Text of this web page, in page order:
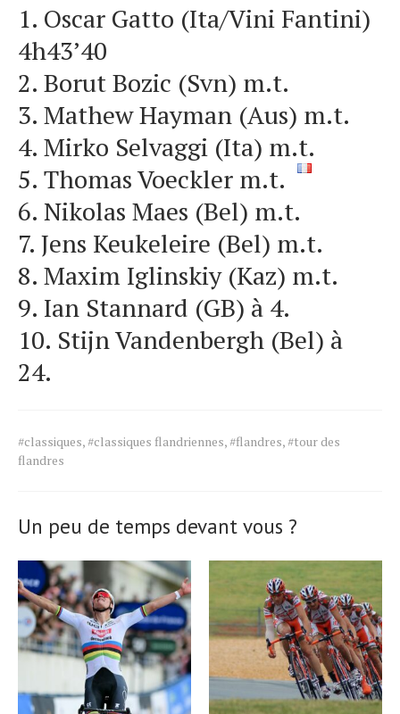
1. Oscar Gatto (Ita/Vini Fantini)
4h43’40
2. Borut Bozic (Svn) m.t.
3. Mathew Hayman (Aus) m.t.
4. Mirko Selvaggi (Ita) m.t.
5. Thomas Voeckler m.t.
6. Nikolas Maes (Bel) m.t.
7. Jens Keukeleire (Bel) m.t.
8. Maxim Iglinskiy (Kaz) m.t.
9. Ian Stannard (GB) à 4.
10. Stijn Vandenbergh (Bel) à
24.
Tags
for
#classiques,#classiques flandriennes,#flandres,#tour des
flandres
Un peu de temps devant vous ?